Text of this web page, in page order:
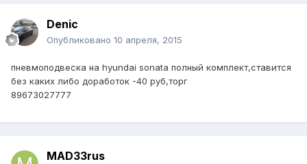
Denic
Опубликовано 10 апреля, 2015
пневмоподвеска на hyundai sonata полный комплект,ставится
без каких либо доработок -40 руб,торг
89673027777
MAD33rus